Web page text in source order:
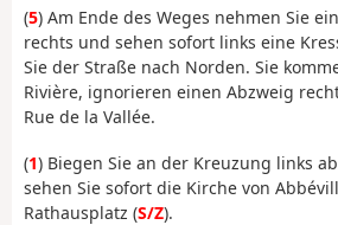
(5) Am Ende des Weges nehmen Sie
rechts und sehen sofort links eine
Sie der Straße nach Norden. Sie
Rivière, ignorieren einen Abzweig
Rue de la Vallée.
(1) Biegen Sie an der Kreuzung links
sehen Sie sofort die Kirche von
Rathausplatz (S/Z).